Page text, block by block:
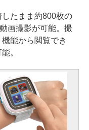
たまま約800枚の
画撮影が可能。撮
能から閲覧でき
。